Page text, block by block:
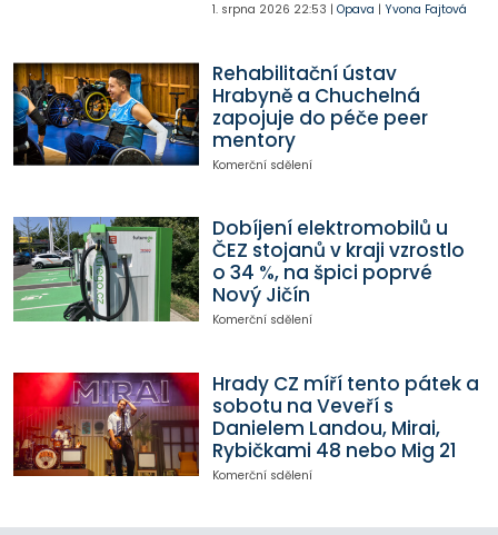
1. srpna 2026 22:53 | Opava | Yvona Fajtová
Rehabilitační ústav
Hrabyně a Chuchelná
zapojuje do péče peer
mentory
Komerční sdělení
Dobíjení elektromobilů u
ČEZ stojanů v kraji vzrostlo
o 34 %, na špici poprvé
Nový Jičín
Komerční sdělení
Hrady CZ míří tento pátek a
sobotu na Veveří s
Danielem Landou, Mirai,
Rybičkami 48 nebo Mig 21
Komerční sdělení